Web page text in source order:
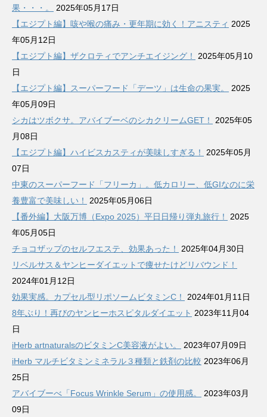
果・・・。
2025年05月17日
【エジプト編】咳や喉の痛み・更年期に効く！アニスティ 2025
年05月12日
【エジプト編】ザクロティでアンチエイジング！
2025年05月10
日
【エジプト編】スーパーフード「デーツ」は生命の果実。
2025
年05月09日
シカはツボクサ。アバイブーベのシカクリームGET！
2025年05
月08日
【エジプト編】ハイビスカスティが美味しすぎる！
2025年05月
07日
中東のスーパーフード「フリーカ」。低カロリー、低GIなのに栄
養豊富で美味しい！
2025年05月06日
【番外編】大阪万博（Expo 2025）平日日帰り弾丸旅行！
2025
年05月05日
チョコザップのセルフエステ、効果あった！
2025年04月30日
リベルサス＆ヤンヒーダイエットで痩せたけどリバウンド！
2024年01月12日
効果実感。カプセル型リポソームビタミンC！
2024年01月11日
8年ぶり！再びのヤンヒーホスピタルダイエット 2023年11月04
日
iHerb artnaturalsのビタミンC美容液がよい。
2023年07月09日
iHerb マルチビタミンミネラル３種類と鉄剤の比較 2023年06月
25日
アバイブーべ「Focus Wrinkle Serum」の使用感。
2023年03月
09日